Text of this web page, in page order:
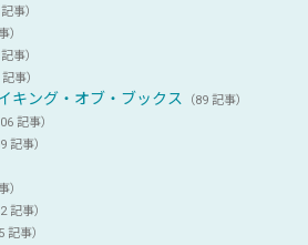
事）
）
事）
記事）
キング・オブ・ブックス （89 記事）
記事）
記事）
）
記事）
記事）